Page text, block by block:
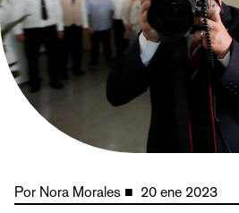
Por Nora Morales ■ 20 ene 2023